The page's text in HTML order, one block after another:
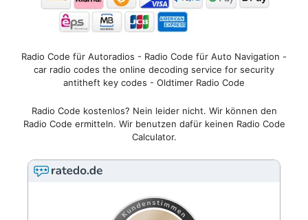
Radio Code für Autoradios - Radio Code für Auto Navigation -
car radio codes the online decoding service for security
antitheft key codes - Oldtimer Radio Code
Radio Code kostenlos? Nein leider nicht. Wir können den
Radio Code ermitteln. Wir benutzen dafür keinen Radio Code
Calculator.